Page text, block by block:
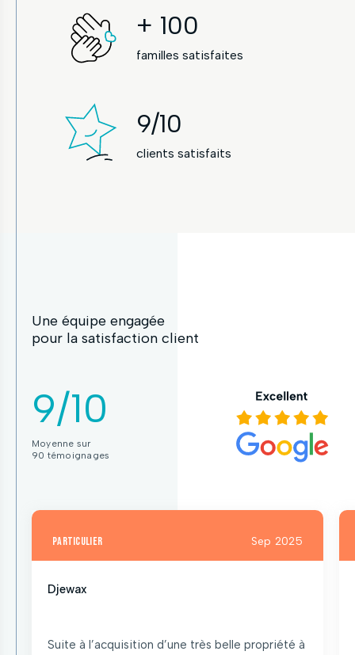
+ 100
familles satisfaites
9/10
clients satisfaits
Une équipe engagée
pour la satisfaction client
9/10
Moyenne sur
90 témoignages
particulier Sep 2025
Djewax
Suite à l’acquisition d’une très belle propriété à